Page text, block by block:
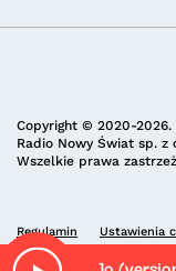
Copyright © 2020-2026.
Radio Nowy Świat sp. z
Wszelkie prawa
Regulamin Ustawienia